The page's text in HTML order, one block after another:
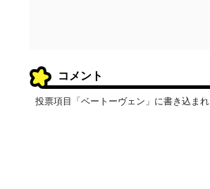
コメント
投票項目「ベートーヴェン」に書き込まれ